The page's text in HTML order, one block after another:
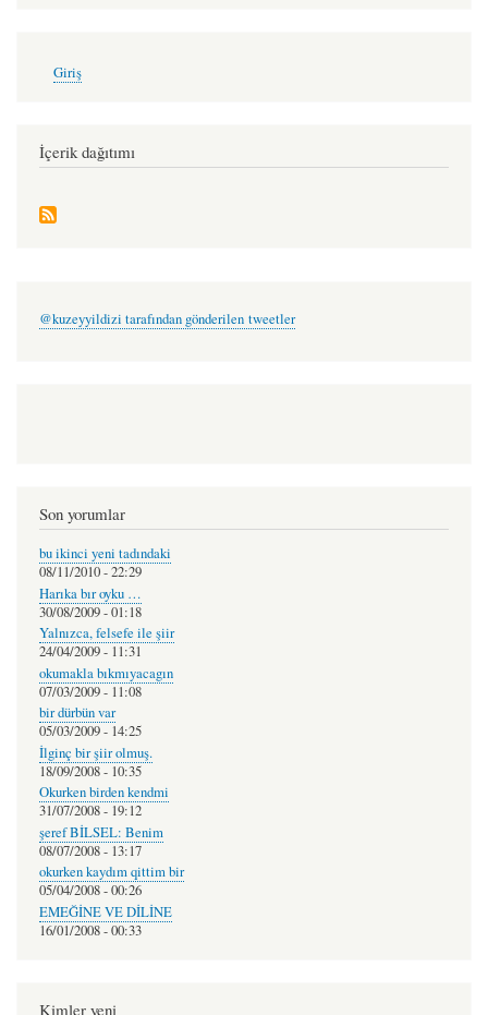
account
Giriş
İçerik dağıtımı
@kuzeyyildizi tarafından gönderilen tweetler
Son yorumlar
bu ikinci yeni tadındaki
08/11/2010 - 22:29
Harıka bır oyku …
30/08/2009 - 01:18
Yalnızca, felsefe ile şiir
24/04/2009 - 11:31
okumakla bıkmıyacagın
07/03/2009 - 11:08
bir dürbün var
05/03/2009 - 14:25
İlginç bir şiir olmuş.
18/09/2008 - 10:35
Okurken birden kendmi
31/07/2008 - 19:12
şeref BİLSEL: Benim
08/07/2008 - 13:17
okurken kaydım qittim bir
05/04/2008 - 00:26
EMEĞİNE VE DİLİNE
16/01/2008 - 00:33
Kimler yeni